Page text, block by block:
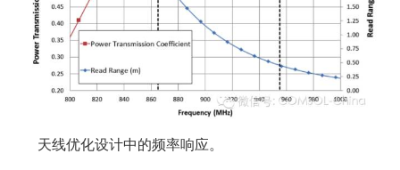
天线优化设计中的频率响应。